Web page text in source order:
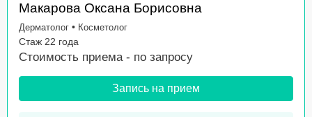
Макарова Оксана Борисовна
Дерматолог • Косметолог
Стаж 22 года
Стоимость приема - по запросу
Запись на прием